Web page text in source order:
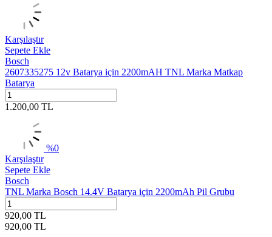
Karşılaştır
Sepete Ekle
Bosch
2607335275 12v Batarya için 2200mAH TNL Marka Matkap
Batarya
1.200,00 TL
%0
Karşılaştır
Sepete Ekle
Bosch
TNL Marka Bosch 14.4V Batarya için 2200mAh Pil Grubu
920,00 TL
920,00 TL